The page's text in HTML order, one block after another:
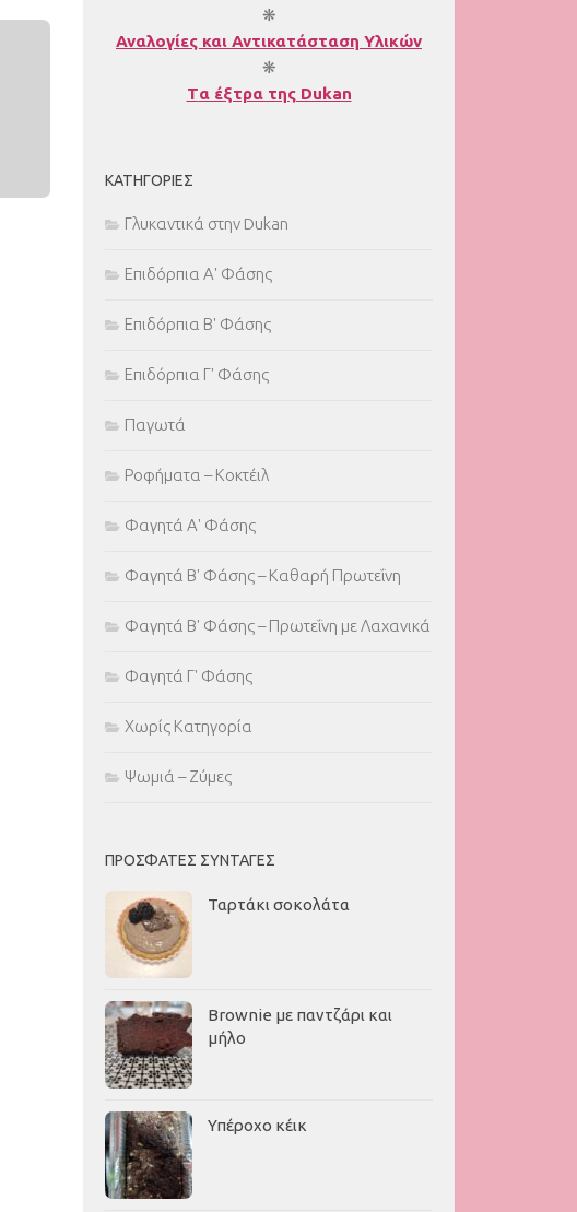
❋
Αναλογίες και Αντικατάσταση Υλικών
❋
Tα έξτρα της Dukan
ΚΑΤΗΓΟΡΊΕΣ
Γλυκαντικά στην Dukan
Επιδόρπια Α' Φάσης
Επιδόρπια Β' Φάσης
Επιδόρπια Γ' Φάσης
Παγωτά
Ροφήματα – Κοκτέιλ
Φαγητά Α' Φάσης
Φαγητά Β' Φάσης – Καθαρή Πρωτεΐνη
Φαγητά Β' Φάσης – Πρωτεΐνη με Λαχανικά
Φαγητά Γ' Φάσης
Χωρίς Κατηγορία
Ψωμιά – Ζύμες
ΠΡΌΣΦΑΤΕΣ ΣΥΝΤΑΓΈΣ
Ταρτάκι σοκολάτα
Brownie με παντζάρι και
μήλο
Υπέροχο κέικ